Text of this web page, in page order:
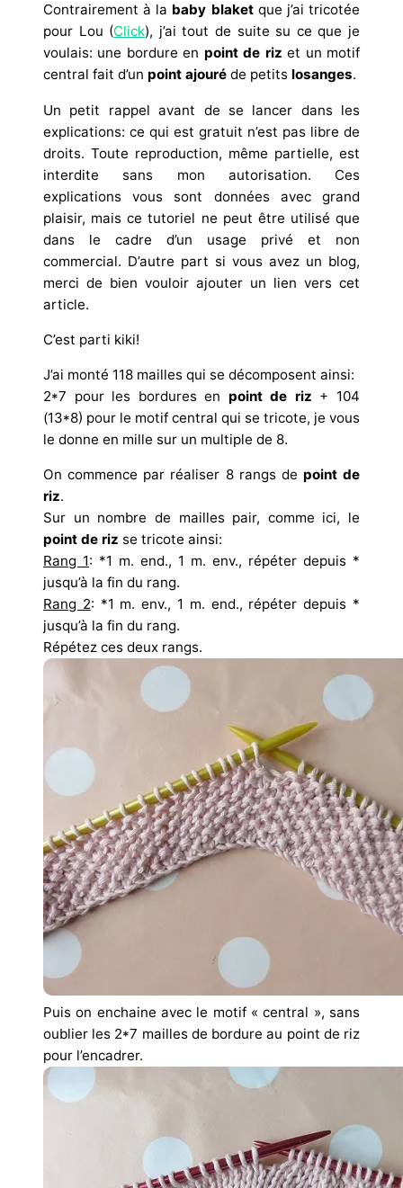
Contrairement à la baby blaketque j’ai tricotée
pour Lou (Click), j’ai tout de suite su ce que je
voulais: une bordure en point de riz et un motif
central fait d’un point ajouré de petits losanges.
Un petit rappel avant de se lancer dans les
explications: ce qui est gratuit n’est pas libre de
droits. Toute reproduction, même partielle, est
interdite sans mon autorisation. Ces
explications vous sont données avec grand
plaisir, mais ce tutoriel ne peut être utilisé que
dans le cadre d’un usage privé et non
commercial. D’autre part si vous avez un blog,
merci de bien vouloir ajouter un lien vers cet
article.
C’est parti kiki!
J’ai monté 118 mailles qui se décomposent ainsi:
2*7 pour les bordures en point de riz + 104
(13*8) pour le motif central qui se tricote, je vous
le donne en mille sur un multiple de 8.
On commence par réaliser 8 rangs de point de
riz.
Sur un nombre de mailles pair, comme ici, le
point de riz se tricote ainsi:
Rang 1: *1 m. end., 1 m. env., répéter depuis *
jusqu’à la fin du rang.
Rang 2: *1 m. env., 1 m. end., répéter depuis *
jusqu’à la fin du rang.
Répétez ces deux rangs.
Puis on enchaine avec le motif « central », sans
oublier les 2*7 mailles de bordure au point de riz
pour l’encadrer.